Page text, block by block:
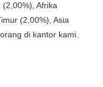
Afrika
(2,00%), Asia